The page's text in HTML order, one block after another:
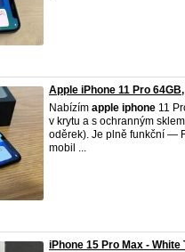
Apple iPhone 11 Pro
Nabízím apple iphone 11
v krytu a s ochranným
oděrek). Je plně funkční —
mobil ...
iPhone 15 Pro Max - White